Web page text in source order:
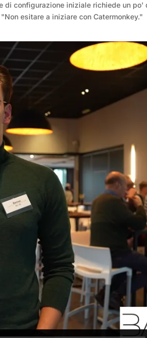
configurazione iniziale richiede un po'
esitare a iniziare con Catermonkey."